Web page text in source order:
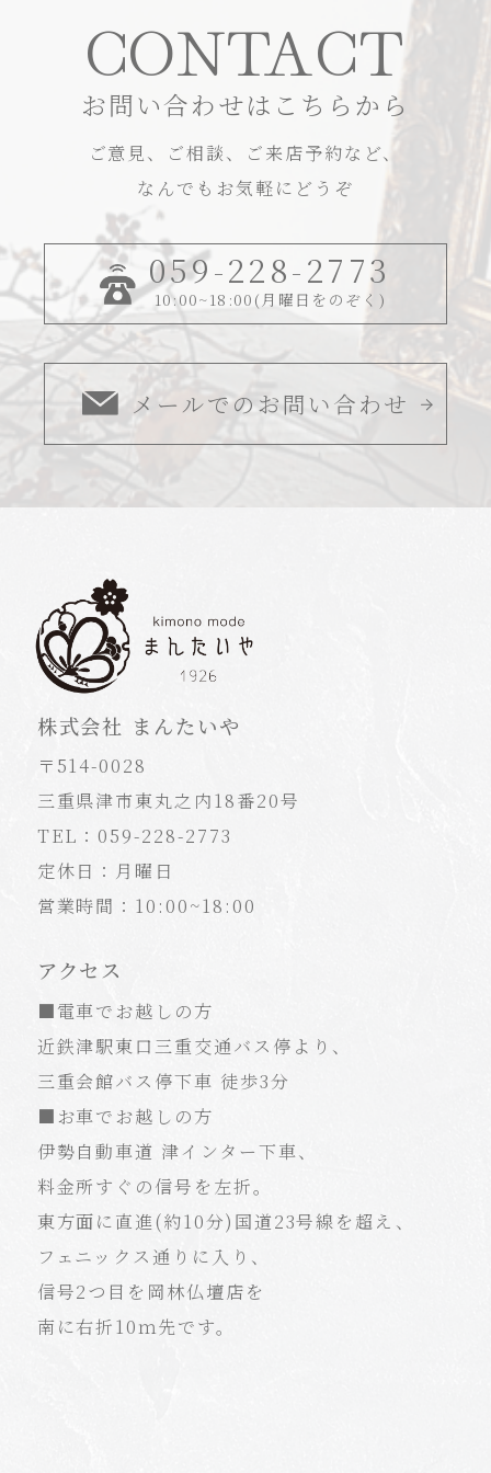
CONTACT
お問い合わせはこちらから
ご意見、ご相談、ご来店予約など、
なんでもお気軽にどうぞ
059-228-2773
10:00~18:00(月曜日をのぞく)
メールでのお問い合わせ
株式会社 まんたいや
〒514-0028
三重県津市東丸之内18番20号
TEL：059-228-2773
定休日：月曜日
営業時間：10:00~18:00
アクセス
■電車でお越しの方
近鉄津駅東口三重交通バス停より、
三重会館バス停下車 徒歩3分
■お車でお越しの方
伊勢自動車道 津インター下車、
料金所すぐの信号を左折。
東方面に直進(約10分)国道23号線を超え、
フェニックス通りに入り、
信号2つ目を岡林仏壇店を
南に右折10ｍ先です。